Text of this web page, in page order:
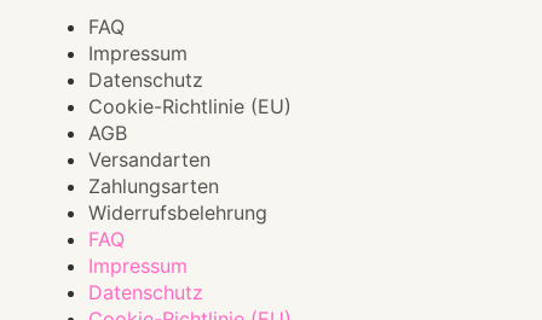
FAQ
Impressum
Datenschutz
Cookie-Richtlinie (EU)
AGB
Versandarten
Zahlungsarten
Widerrufsbelehrung
FAQ
Impressum
Datenschutz